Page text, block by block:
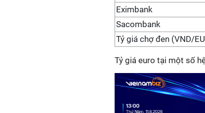
Eximbank
Sacombank
Tỷ giá chợ đen (VND/
Tỷ giá euro tại một số